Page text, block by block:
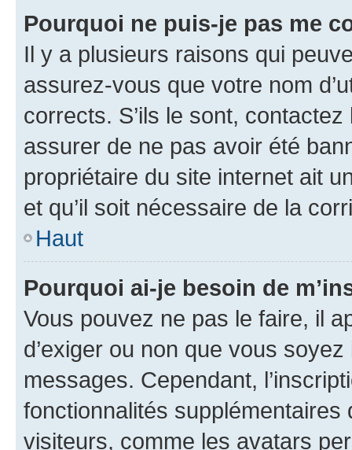
Pourquoi ne puis-je pas me
Il y a plusieurs raisons qui
assurez-vous que votre nom
corrects. S’ils le sont,
assurer de ne pas avoir été
propriétaire du site internet ait
et qu’il soit nécessaire de la
Haut
Pourquoi ai-je besoin de
Vous pouvez ne pas le faire, il
d’exiger ou non que vous
messages. Cependant,
fonctionnalités
visiteurs, comme les avatars